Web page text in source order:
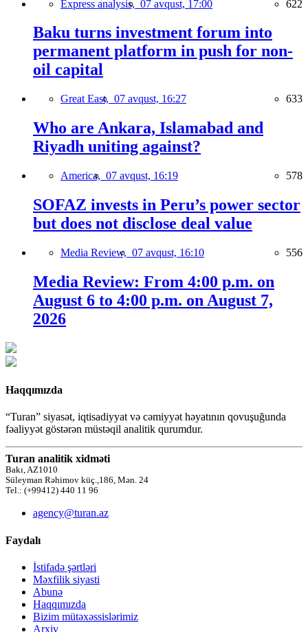
Express analysis, 07 avqust, 17:00 622
Baku turns investment forum into
permanent platform in push for non-
oil capital
Great East, 07 avqust, 16:27 633
Who are Ankara, Islamabad and
Riyadh uniting against?
America, 07 avqust, 16:19 578
SOFAZ invests in Peru’s power sector
but does not disclose deal value
Media Review, 07 avqust, 16:10 556
Media Review: From 4:00 p.m. on
August 6 to 4:00 p.m. on August 7,
2026
Haqqımızda
“Turan” siyasət, iqtisadiyyat və cəmiyyət həyatının qovuşuğunda
fəaliyyət göstərən müstəqil analitik qurumdur.
Turan analitik xidməti
Bakı, AZ1010
Süleyman Rəhimov küç.,186, Mən. 24
Tel.: (+99412) 440 11 96
agency@turan.az
Faydalı
İstifadə şərtləri
Məxfilik siyasti
Abunə
Haqqımızda
Bizim mütəxəssislərimiz
Arxiv